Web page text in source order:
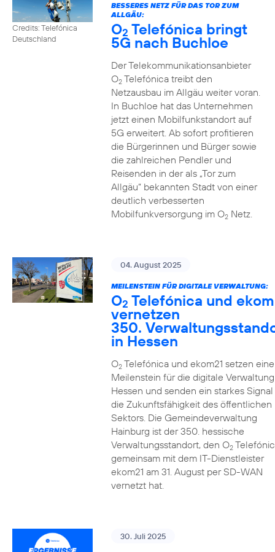
Credits: Telefónica
Deutschland
BESSERES NETZ FÜR DAS TOR ZUM
ALLGÄU:
O2 Telefónica bringt
5G nach Buchloe
Der Telekommunikationsanbieter
O2Telefónica treibt den
Netzausbau im Allgäu weiter voran.
In Buchloe hat das Unternehmen
jetzt einen Mobilfunkstandort auf
5G erweitert. Ab sofort profitieren
die Bürgerinnen und Bürger sowie
die zahlreichen Pendler und
Reisenden in der als „Tor zum
Allgäu“ bekannten Stadt von einer
deutlich verbesserten
Mobilfunkversorgung im O2Netz.
04. August 2025
MEILENSTEIN FÜR DIGITALE VERWALTUNG:
O2 Telefónica und
vernetzen
350.
in Hessen
O2Telefónica und ekom21 setzen
Meilenstein für die digitale
Hessen und senden ein starkes
die Zukunftsfähigkeit des öffentlichen
Sektors. Die Gemeindeverwaltung
Hainburg ist der 350. hessische
Verwaltungsstandort, den O2
gemeinsam mit dem IT-Dienstleister
ekom21 am 31. August per SD-WAN
vernetzt hat.
30. Juli 2025